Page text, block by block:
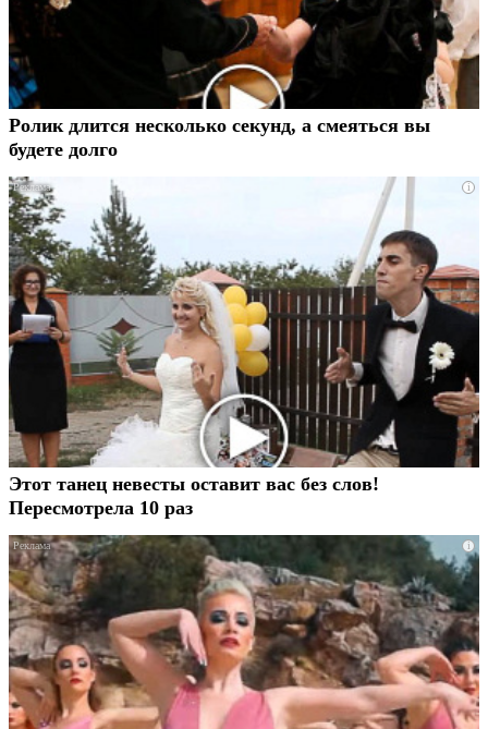
Ролик длится несколько секунд, а смеяться вы
будете долго
i
Этот танец невесты оставит вас без слов!
Пересмотрела 10 раз
i